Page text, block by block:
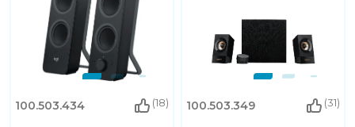
100.503.434 (18) 100.503.349 (31)